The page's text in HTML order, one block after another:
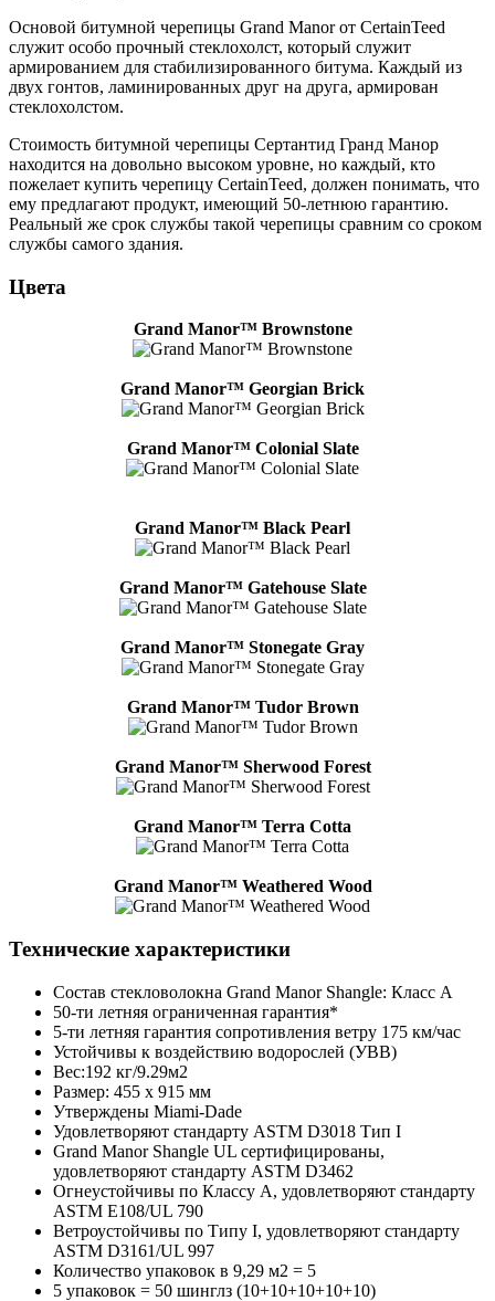
Основой битумной черепицы Grand Manor от CertainTeed
служит особо прочный стеклохолст, который служит
армированием для стабилизированного битума. Каждый из
двух гонтов, ламинированных друг на друга, армирован
стеклохолстом.
Стоимость битумной черепицы Сертантид Гранд Манор
находится на довольно высоком уровне, но каждый, кто
пожелает купить черепицу CertainTeed, должен понимать, что
ему предлагают продукт, имеющий 50-летнюю гарантию.
Реальный же срок службы такой черепицы сравним со сроком
службы самого здания.
Цвета
Grand Manor™ Brownstone
Grand Manor™ Georgian Brick
Grand Manor™ Colonial Slate
Grand Manor™ Black Pearl
Grand Manor™ Gatehouse Slate
Grand Manor™ Stonegate Gray
Grand Manor™ Tudor Brown
Grand Manor™ Sherwood Forest
Grand Manor™ Terra Cotta
Grand Manor™ Weathered Wood
Технические характеристики
Состав стекловолокна Grand Manor Shangle: Класс А
50-ти летняя ограниченная гарантия*
5-ти летняя гарантия сопротивления ветру 175 км/час
Устойчивы к воздействию водорослей (УВВ)
Вес:192 кг/9.29м2
Размер: 455 х 915 мм
Утверждены Miami-Dade
Удовлетворяют стандарту ASTM D3018 Тип I
Grand Manor Shangle UL сертифицированы,
удовлетворяют стандарту ASTM D3462
Огнеустойчивы по Классу А, удовлетворяют стандарту
ASTM E108/UL 790
Ветроустойчивы по Типу I, удовлетворяют стандарту
ASTM D3161/UL 997
Количество упаковок в 9,29 м2 = 5
5 упаковок = 50 шинглз (10+10+10+10+10)